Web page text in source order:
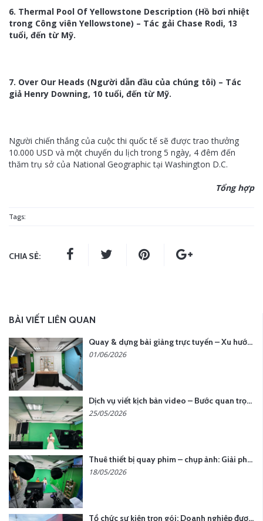
6. Thermal Pool Of Yellowstone Description (Hồ bơi nhiệt
trong Công viên Yellowstone) – Tác gải Chase Rodi, 13
tuổi, đến từ Mỹ.
7. Over Our Heads (Người dẫn đầu của chúng tôi) – Tác
giả Henry Downing, 10 tuổi, đến từ Mỹ.
Người chiến thắng của cuộc thi quốc tế sẽ được trao thưởng
10.000 USD và một chuyến du lịch trong 5 ngày, 4 đêm đến
thăm trụ sở của National Geographic tại Washington D.C.
Tổng hợp
Tags:
CHIA SẺ:
BÀI VIẾT LIÊN QUAN
Quay & dựng bài giảng trực tuyến – Xu hướng đào tạo thời đại số
01/06/2026
Dịch vụ viết kịch bản video – Bước quan trọng quyết định thành công nội dung
25/05/2026
Thuê thiết bị quay phim – chụp ảnh: Giải pháp tối ưu chi phí cho doanh nghiệp
18/05/2026
Tổ chức sự kiện trọn gói: Doanh nghiệp được gì khi chọn đơn vị chuyên nghiệp?